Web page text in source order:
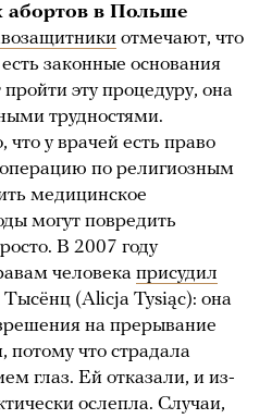
абортов в Польше
отмечают, что
законные основания
эту процедуру, она
трудностями.
что у врачей есть право
операцию по религиозным
медицинское
могут повредить
В 2007 году
человека присудил
(Alicja Tysiąc): она
на прерывание
потому что страдала
глаз. Ей отказали, и из-
ослепла. Случаи,